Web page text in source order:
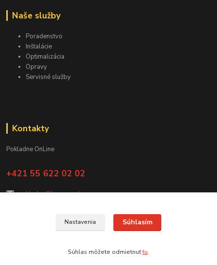
Naše služby
Poradenstvo
Inštalácie
Optimalizácia
Opravy
Servisné služby
Kontakty
Pokladne OnLine
+421 55 622 02 02
pokladne@kascom.sk
KasCom © 2021
Nastavenia Súhlasím
Súhlas môžete odmietnuťtu.